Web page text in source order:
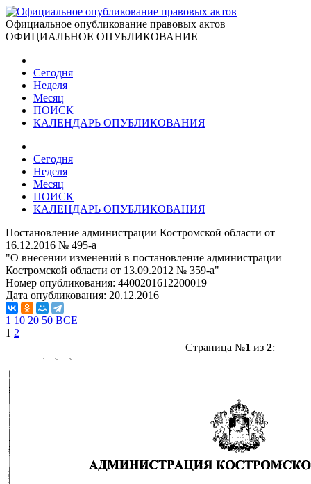
Официальное опубликование правовых актов
ОФИЦИАЛЬНОЕ ОПУБЛИКОВАНИЕ
Сегодня
Неделя
Месяц
ПОИСК
КАЛЕНДАРЬ ОПУБЛИКОВАНИЯ
Сегодня
Неделя
Месяц
ПОИСК
КАЛЕНДАРЬ ОПУБЛИКОВАНИЯ
Постановление администрации Костромской области от
16.12.2016 № 495-а
"О внесении изменений в постановление администрации
Костромской области от 13.09.2012 № 359-а"
Номер опубликования: 4400201612200019
Дата опубликования: 20.12.2016
1 10 20 50 ВСЕ
1 2
Страница №1 из 2: